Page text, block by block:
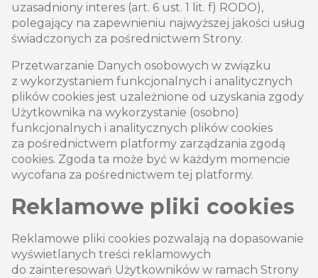
uzasadniony interes (art. 6 ust. 1 lit. f) RODO),
polegający na zapewnieniu najwyższej jakości usług
świadczonych za pośrednictwem Strony.
Przetwarzanie Danych osobowych w związku
z wykorzystaniem funkcjonalnych i analitycznych
plików cookies jest uzależnione od uzyskania zgody
Użytkownika na wykorzystanie (osobno)
funkcjonalnych i analitycznych plików cookies
za pośrednictwem platformy zarządzania zgodą
cookies. Zgoda ta może być w każdym momencie
wycofana za pośrednictwem tej platformy.
Reklamowe pliki cookies
Reklamowe pliki cookies pozwalają na dopasowanie
wyświetlanych treści reklamowych
do zainteresowań Użytkowników w ramach Strony